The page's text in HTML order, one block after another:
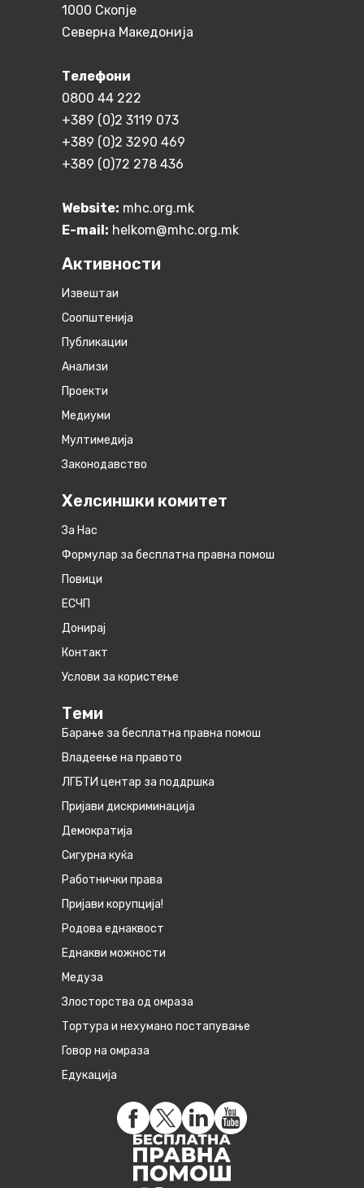
1000 Скопје
Северна Македонија
Телефони
0800 44 222
+389 (0)2 3119 073
+389 (0)2 3290 469
+389 (0)72 278 436
Website: mhc.org.mk
E-mail: helkom@mhc.org.mk
Активности
Извештаи
Соопштенија
Публикации
Анализи
Проекти
Медиуми
Мултимедија
Законодавство
Хелсиншки комитет
За Нас
Формулар за бесплатна правна помош
Повици
ЕСЧП
Донирај
Контакт
Услови за користење
Теми
Барање за бесплатна правна помош
Владеење на правото
ЛГБТИ центар за поддршка
Пријави дискриминација
Демократија
Сигурна куќа
Работнички права
Пријави корупција!
Родова еднаквост
Eднакви можности
Медуза
Злосторства од омраза
Тортура и нехумано постапување
Говор на омраза
Едукација